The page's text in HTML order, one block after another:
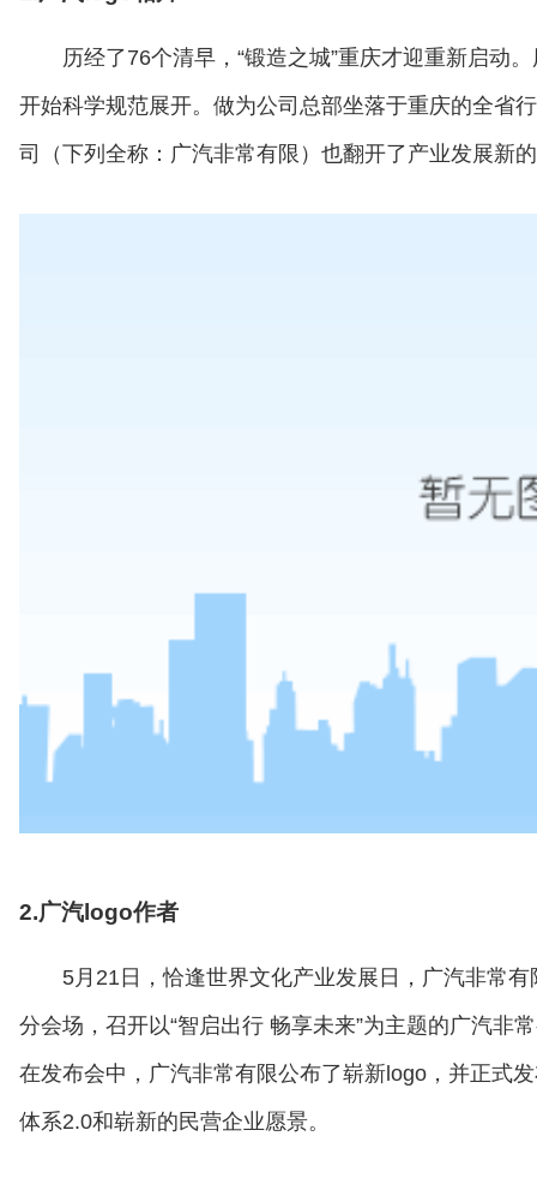
历经了76个清早，“锻造之城”重庆才迎重新启动
开始科学规范展开。做为公司总部坐落于重庆的全省
司（下列全称：广汽非常有限）也翻开了产业发展新
2.广汽logo作者
5月21日，恰逢世界文化产业发展日，广汽非常
分会场，召开以“智启出行 畅享未来”为主题的广汽非
在发布会中，广汽非常有限公布了崭新logo，并正式
体系2.0和崭新的民营企业愿景。